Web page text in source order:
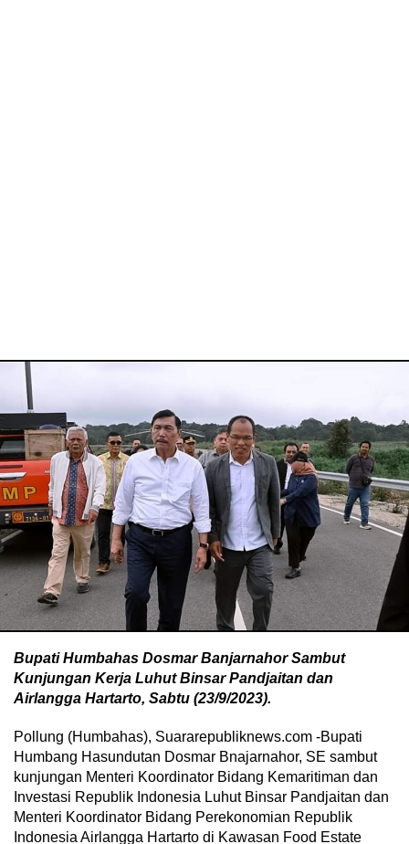
Bupati Humbahas Dosmar Banjarnahor Sambut
Kunjungan Kerja Luhut Binsar Pandjaitan dan
Airlangga Hartarto, Sabtu (23/9/2023).
Pollung (Humbahas), Suararepubliknews.com -Bupati
Humbang Hasundutan Dosmar Bnajarnahor, SE sambut
kunjungan Menteri Koordinator Bidang Kemaritiman dan
Investasi Republik Indonesia Luhut Binsar Pandjaitan dan
Menteri Koordinator Bidang Perekonomian Republik
Indonesia Airlangga Hartarto di Kawasan Food Estate